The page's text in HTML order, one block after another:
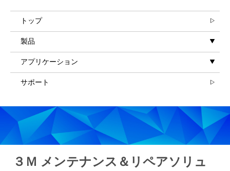
トップ
製品
アプリケーション
サポート
３Ｍ メンテナンス＆リペアソリュ